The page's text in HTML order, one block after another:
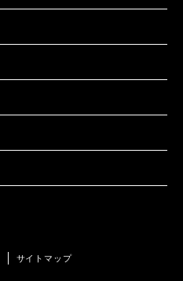
サイトマップ